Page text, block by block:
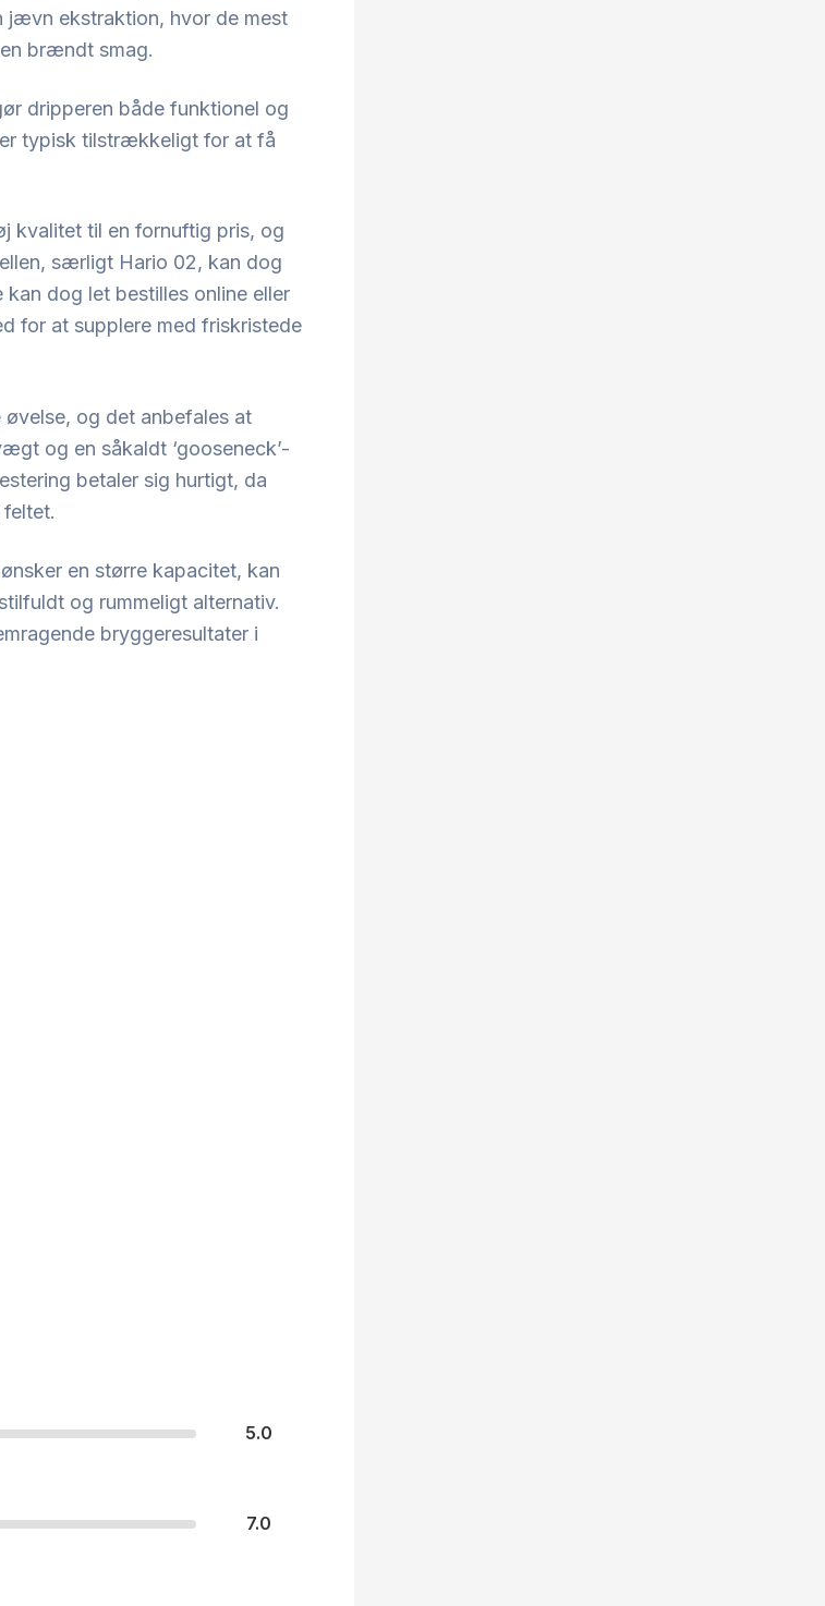
jævn ekstraktion, hvor de mest
brændt smag.
dripperen både funktionel og
typisk tilstrækkeligt for at få
kvalitet til en fornuftig pris, og
særligt Hario 02, kan dog
dog let bestilles online eller
for at supplere med friskristede
og det anbefales at
og en såkaldt ‘gooseneck’-
betaler sig hurtigt, da
en større kapacitet, kan
og rummeligt alternativ.
bryggeresultater i
5.0
7.0